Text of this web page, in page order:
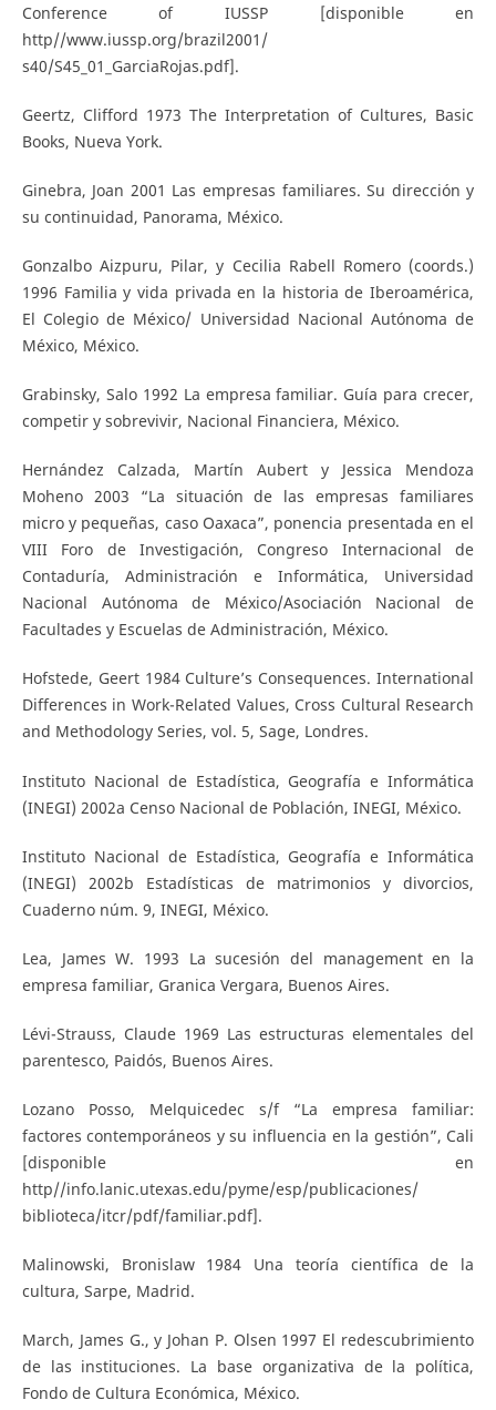
Conference of IUSSP [disponible en
http//www.iussp.org/brazil2001/
s40/S45_01_GarciaRojas.pdf].
Geertz, Clifford 1973 The Interpretation of Cultures, Basic
Books, Nueva York.
Ginebra, Joan 2001 Las empresas familiares. Su dirección y
su continuidad, Panorama, México.
Gonzalbo Aizpuru, Pilar, y Cecilia Rabell Romero (coords.)
1996 Familia y vida privada en la historia de Iberoamérica,
El Colegio de México/ Universidad Nacional Autónoma de
México, México.
Grabinsky, Salo 1992 La empresa familiar. Guía para crecer,
competir y sobrevivir, Nacional Financiera, México.
Hernández Calzada, Martín Aubert y Jessica Mendoza
Moheno 2003 “La situación de las empresas familiares
micro y pequeñas, caso Oaxaca”, ponencia presentada en el
VIII Foro de Investigación, Congreso Internacional de
Contaduría, Administración e Informática, Universidad
Nacional Autónoma de México/Asociación Nacional de
Facultades y Escuelas de Administración, México.
Hofstede, Geert 1984 Culture’s Consequences. International
Differences in Work-Related Values, Cross Cultural Research
and Methodology Series, vol. 5, Sage, Londres.
Instituto Nacional de Estadística, Geografía e Informática
(INEGI) 2002a Censo Nacional de Población, INEGI, México.
Instituto Nacional de Estadística, Geografía e Informática
(INEGI) 2002b Estadísticas de matrimonios y divorcios,
Cuaderno núm. 9, INEGI, México.
Lea, James W. 1993 La sucesión del management en la
empresa familiar, Granica Vergara, Buenos Aires.
Lévi-Strauss, Claude 1969 Las estructuras elementales del
parentesco, Paidós, Buenos Aires.
Lozano Posso, Melquicedec s/f “La empresa familiar:
factores contemporáneos y su influencia en la gestión”, Cali
[disponible en
http//info.lanic.utexas.edu/pyme/esp/publicaciones/
biblioteca/itcr/pdf/familiar.pdf].
Malinowski, Bronislaw 1984 Una teoría científica de la
cultura, Sarpe, Madrid.
March, James G., y Johan P. Olsen 1997 El redescubrimiento
de las instituciones. La base organizativa de la política,
Fondo de Cultura Económica, México.